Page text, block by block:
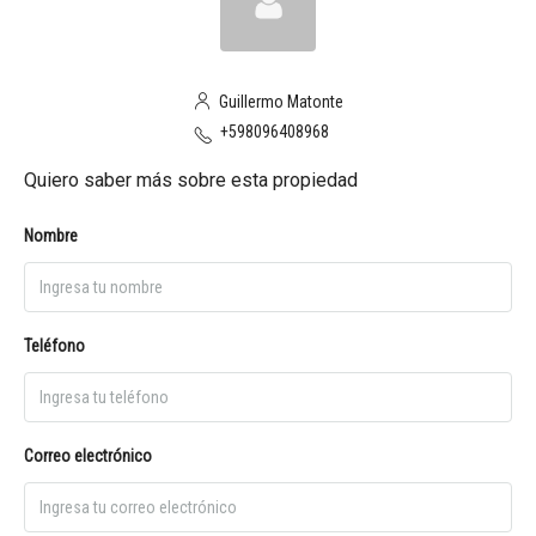
Guillermo Matonte
+598096408968
Quiero saber más sobre esta propiedad
Nombre
Teléfono
Correo electrónico